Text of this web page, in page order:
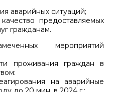
аварийных ситуаций;
предоставляемых
гражданам.
мероприятий
проживания граждан в
на аварийные